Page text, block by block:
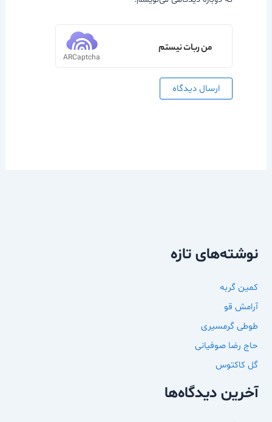
من ربات نیستم
ARCaptcha
نوشته‌های تازه
کمین گربه
آرامش قو
طوطی گرمسیری
حاج رضا صوفیانی
گل کاکتوس
آخرین دیدگاه‌ها